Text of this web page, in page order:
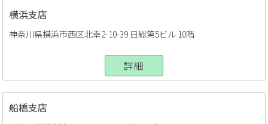
横浜支店
神奈川県横浜市西区北幸2-10-39 日総第5ビル 10階
詳細
船橋支店